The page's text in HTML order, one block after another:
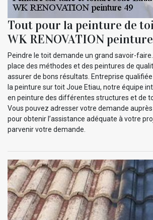
Tout pour la peinture de
WK RENOVATION
Peindre le toit demande un grand savoir-
place des méthodes et des peintures de
assurer de bons résultats. Entreprise
la peinture sur toit Joue Etiau, notre équipe
en peinture des différentes structures et de
Vous pouvez adresser votre demande
pour obtenir l’assistance adéquate à votre
parvenir votre demande.